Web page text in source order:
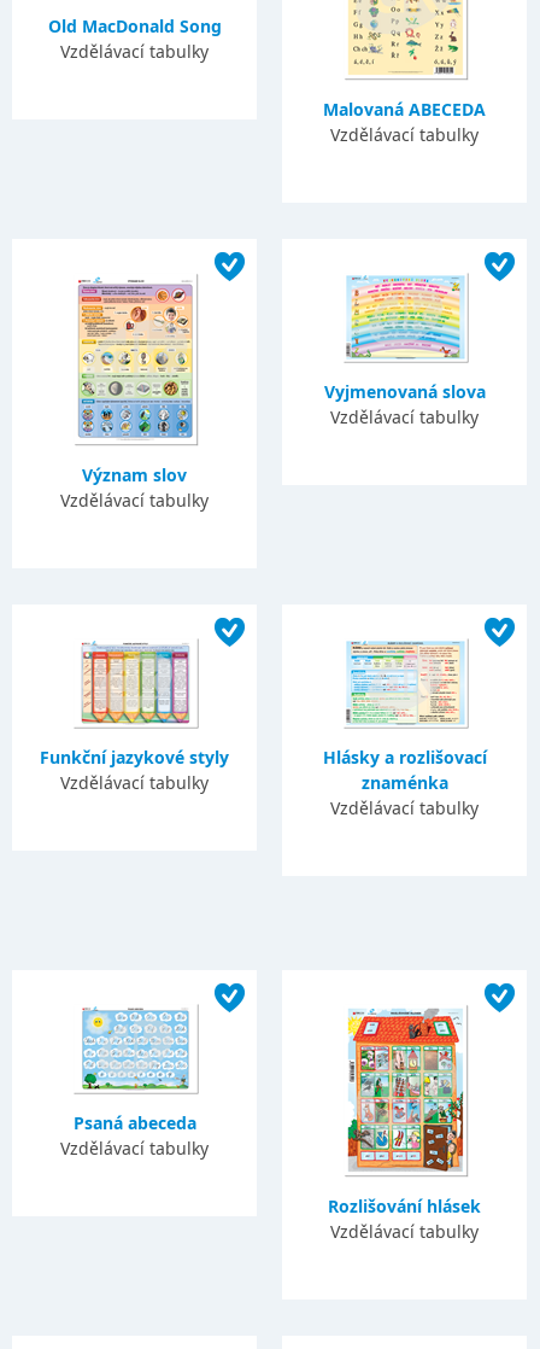
Old MacDonald Song
Vzdělávací tabulky
Malovaná ABECEDA
Vzdělávací tabulky
Význam slov
Vzdělávací tabulky
Vyjmenovaná slova
Vzdělávací tabulky
Funkční jazykové styly
Vzdělávací tabulky
Hlásky a rozlišovací
znaménka
Vzdělávací tabulky
Psaná abeceda
Vzdělávací tabulky
Rozlišování hlásek
Vzdělávací tabulky